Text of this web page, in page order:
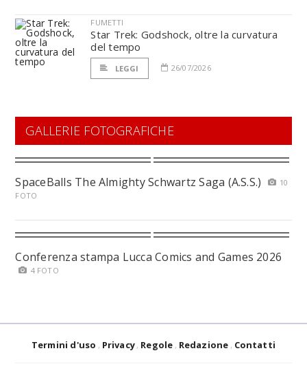
FUMETTI
Star Trek: Godshock, oltre la curvatura
del tempo
LEGGI 26/07/2026
GALLERIE FOTOGRAFICHE
SpaceBalls The Almighty Schwartz Saga (A.S.S.)
10
FOTO
Conferenza stampa Lucca Comics and Games 2026
4 FOTO
Termini d'uso Privacy Regole Redazione Contatti